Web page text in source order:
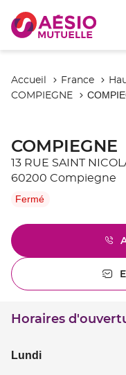
Accueil France
COMPIEGNE
COMPIEGNE
13 RUE SAINT
60200 Compiegne
Fermé
Horaires
Lundi